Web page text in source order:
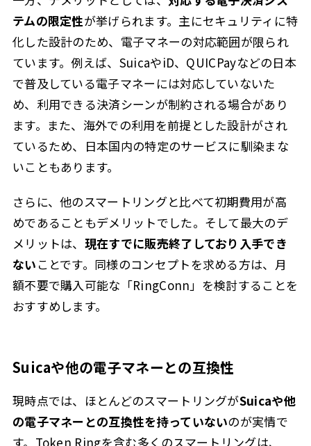
テムの限定性が挙げられます。主にセキュリティに特
化した設計のため、電子マネーの対応範囲が限られ
ています。例えば、SuicaやiD、QUICPayなどの日本
で普及している電子マネーには対応していないた
め、利用できる決済シーンが制約される場合があり
ます。また、海外での利用を前提とした設計がされ
ているため、日本国内の特定のサービスに馴染まな
いこともあります。
さらに、他のスマートリングと比べて初期費用が高
めであることもデメリットでした。そして最大のデ
メリットは、 現在すでに販売終了しており入手でき
ない ことです。同様のコンセプトを求める方は、月
額不要で購入可能な「RingConn」を検討することを
おすすめします。
Suicaや他の電子マネーとの互換性
現時点では、ほとんどのスマートリングがSuicaや他
の電子マネーとの互換性を持っていないのが実情で
す。Token Ringを含む多くのスマートリングは、